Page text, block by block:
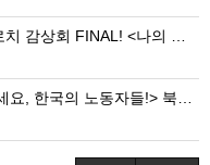
<나의 올드 오크> 야외상영회
국의 노동자들!> 북토크 진행